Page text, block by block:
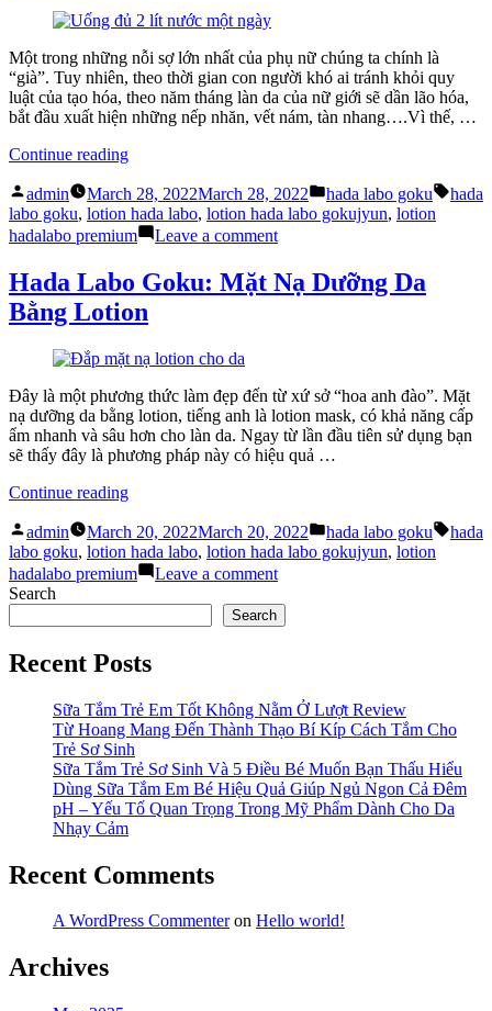
Của
Lotion
Mask”
Hiểu
Nguyên
Lý
Hoạt
Động
Của
Lotion
Một trong những nỗi sợ lớn nhất của phụ nữ chúng ta chính là
“già”. Tuy nhiên, theo thời gian con người khó ai tránh khỏi quy
luật của tạo hóa, theo năm tháng làn da của nữ giới sẽ dần lão hóa,
bắt đầu xuất hiện những nếp nhăn, vết nám, tàn nhang….Vì thế, …
Continue reading“Hada
Goku:
Bí
Quyết
Giữ
Thanh
Xuân”
Posted
by
admin March 28, 2022March 28, 2022
Posted
in
hada labo goku Tags:
hada
labo goku, lotion hada labo, lotion hada labo gokujyun, lotion
hadalabo premium
Leave a commenton
Labo
Goku:
Thanh
Xuân
Hada Labo Goku: Mặt Nạ Dưỡng Da
Bằng Lotion
Đây là một phương thức làm đẹp đến từ xứ sở “hoa anh đào”. Mặt
nạ dưỡng da bằng lotion, tiếng anh là lotion mask, có khả năng cấp
ẩm nhanh và sâu hơn cho làn da. Ngay từ lần đầu tiên sử dụng bạn
sẽ thấy đây là phương pháp này có hiệu quả …
Continue reading“Hada
Goku:
Mặt
Nạ
Da
Bằng
Posted
by
admin March 20, 2022March 20, 2022
Posted
in
hada labo goku Tags:
hada
labo goku, lotion hada labo, lotion hada labo gokujyun, lotion
hadalabo premium
Leave a commenton
Labo
Goku:
Da
Bằng
Search
Search
Recent Posts
Sữa Tắm Trẻ Em Tốt Không Nằm Ở Lượt Review
Từ Hoang Mang Đến Thành Thạo Bí Kíp Cách Tắm Cho
Trẻ Sơ Sinh
Sữa Tắm Trẻ Sơ Sinh Và 5 Điều Bé Muốn Bạn Thấu Hiểu
Dùng Sữa Tắm Em Bé Hiệu Quả Giúp Ngủ Ngon Cả Đêm
pH – Yếu Tố Quan Trọng Trong Mỹ Phẩm Dành Cho Da
Nhạy Cảm
Recent Comments
A WordPress Commenteron Hello world!
Archives